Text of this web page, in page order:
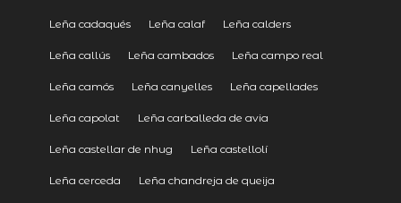
Leña cadaqués Leña calaf Leña calders
Leña callús Leña cambados Leña campo real
Leña camós Leña canyelles Leña capellades
Leña capolat Leña carballeda de avia
Leña castellar de nhug Leña castellolí
Leña cerceda Leña chandreja de queija